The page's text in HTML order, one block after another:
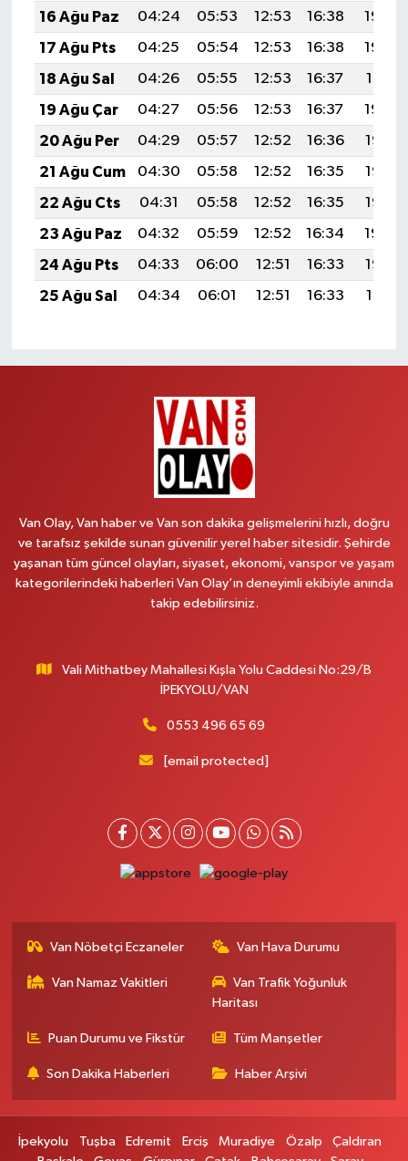
16 Ağu Paz
04:24 05:53 12:53 16:38
19:43
17 Ağu Pts
04:25 05:54 12:53 16:38
19:42
18 Ağu Sal
04:26 05:55 12:53 16:37
19:41
19 Ağu Çar
04:27 05:56 12:53 16:37
19:39
20 Ağu Per
04:29 05:57 12:52 16:36
19:38
21 Ağu Cum
04:30 05:58 12:52 16:35
19:37
22 Ağu Cts
04:31 05:58 12:52 16:35
19:35
23 Ağu Paz
04:32 05:59 12:52 16:34
19:34
24 Ağu Pts
04:33 06:00 12:51 16:33
19:33
25 Ağu Sal
04:34 06:01 12:51 16:33 19:31
Van Olay, Van haber ve Van son dakika gelişmelerini hızlı, doğru
ve tarafsız şekilde sunan güvenilir yerel haber sitesidir. Şehirde
yaşanan tüm güncel olayları, siyaset, ekonomi, vanspor ve yaşam
kategorilerindeki haberleri Van Olay’ın deneyimli ekibiyle anında
takip edebilirsiniz.
Vali Mithatbey Mahallesi Kışla Yolu Caddesi No:29/B
İPEKYOLU/VAN
0553 496 65 69
[email protected]
Van Nöbetçi Eczaneler Van Hava Durumu
Van Namaz Vakitleri
Van Trafik Yoğunluk
Haritası
Puan Durumu ve Fikstür Tüm Manşetler
Son Dakika Haberleri Haber Arşivi
İpekyolu Tuşba Edremit Erciş Muradiye Özalp
Çaldıran